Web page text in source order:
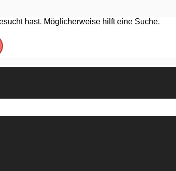
hast. Möglicherweise hilft eine Suche.